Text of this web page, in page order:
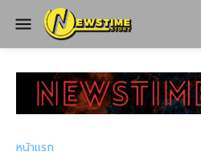
หน้าแรก